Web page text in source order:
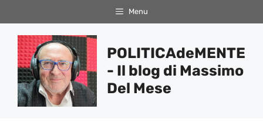
al
contenuto
Menu
POLITICAdeMENTE
- Il blog di Massimo
Del Mese